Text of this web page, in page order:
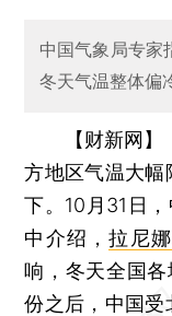
中国气象局专家
冬天气温整体偏
【财新网
方地区气温大幅
下。10月31日
中介绍，拉尼
响，冬天全国
份之后，中国